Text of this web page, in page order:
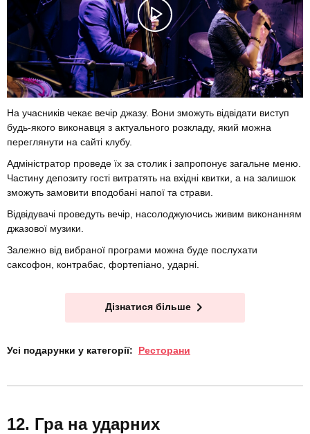
На учасників чекає вечір джазу. Вони зможуть відвідати виступ
будь-якого виконавця з актуального розкладу, який можна
переглянути на сайті клубу.
Адміністратор проведе їх за столик і запропонує загальне меню.
Частину депозиту гості витратять на вхідні квитки, а на залишок
зможуть замовити вподобані напої та страви.
Відвідувачі проведуть вечір, насолоджуючись живим виконанням
джазової музики.
Залежно від вибраної програми можна буде послухати
саксофон, контрабас, фортепіано, ударні.
Дізнатися більше
Усі подарунки у категорії: Ресторани
Гра на ударних